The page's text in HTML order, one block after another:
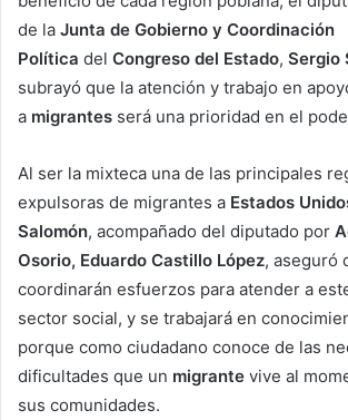
de la Junta de Gobierno y Coordinación
Política del Congreso del Estado, Sergio
subrayó que la atención y trabajo en
a migrantes será una prioridad en el
Al ser la mixteca una de las principales
expulsoras de migrantes a Estados
Salomón, acompañado del diputado por
Osorio, Eduardo Castillo López, aseguró
coordinarán esfuerzos para atender a
sector social, y se trabajará en
porque como ciudadano conoce de las
dificultades que un migrante vive al
sus comunidades.